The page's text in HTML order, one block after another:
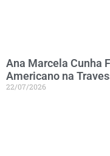
Ana Marcela Cunha
Americano na
22/07/2026